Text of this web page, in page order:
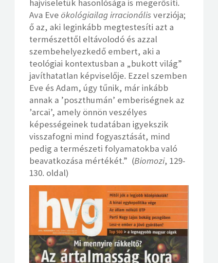
hajviseletük hasonlósága is megerősíti.
Ava Eve ökológiailag irracionális verziója;
ő az, aki leginkább megtestesíti azt a
természettől eltávolodó és azzal
szembehelyezkedő embert, aki a
teológiai kontextusban a „bukott világ”
javíthatatlan képviselője. Ezzel szemben
Eve és Adam, úgy tűnik, már inkább
annak a ’poszthumán’ emberiségnek az
’arcai’, amely önnön veszélyes
képességeinek tudatában igyekszik
visszafogni mind fogyasztását, mind
pedig a természeti folyamatokba való
beavatkozása mértékét.” (Biomozi, 129-
130. oldal)